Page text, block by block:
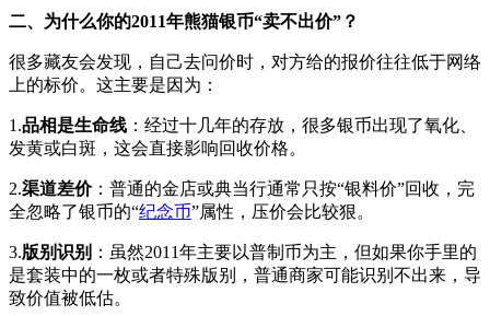
二、为什么你的2011年熊猫银币“卖不出价”？
很多藏友会发现，自己去问价时，对方给的报价往往低于网络
上的标价。这主要是因为：
1.品相是生命线 ：经过十几年的存放，很多银币出现了氧化、
发黄或白斑，这会直接影响回收价格。
2.渠道差价：普通的金店或典当行通常只按“银料价”回收，完
全忽略了银币的“纪念币”属性，压价会比较狠。
3.版别识别 ：虽然2011年主要以普制币为主，但如果你手里的
是套装中的一枚或者特殊版别，普通商家可能识别不出来，导
致价值被低估。